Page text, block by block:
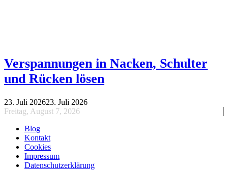
Verspannungen in Nacken, Schulter
und Rücken lösen
23. Juli 202623. Juli 2026
Freitag, August 7, 2026
Blog
Kontakt
Cookies
Impressum
Datenschutzerklärung